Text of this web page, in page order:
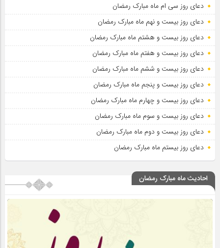
دعای روز سی ام ماه مبارک رمضان
دعای روز بیست و نهم ماه مبارک رمضان
دعای روز بیست و هشتم ماه مبارک رمضان
دعای روز بیست و هفتم ماه مبارک رمضان
دعای روز بیست و ششم ماه مبارک رمضان
دعای روز بیست و پنجم ماه مبارک رمضان
دعای روز بیست و چهارم ماه مبارک رمضان
دعای روز بیست و سوم ماه مبارک رمضان
دعای روز بیست و دوم ماه مبارک رمضان
دعای روز بیستم ماه مبارک رمضان
احادیث ماه مبارک رمضان